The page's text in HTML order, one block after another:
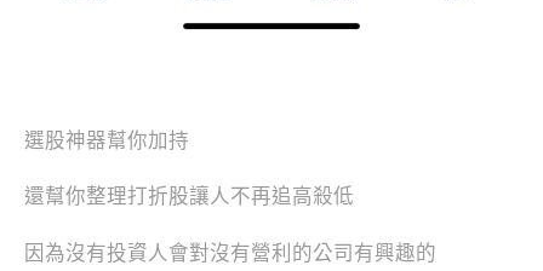
選股神器幫你加持
還幫你整理打折股讓人不再追高殺低
因為沒有投資人會對沒有營利的公司有興趣的